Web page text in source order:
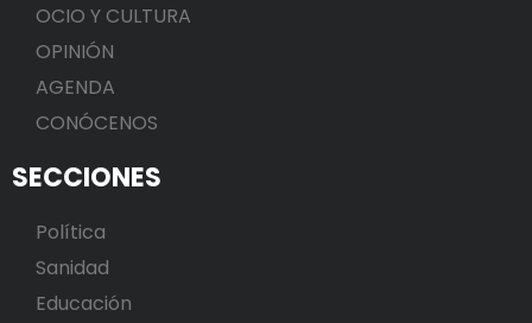
OCIO Y CULTURA
OPINIÓN
AGENDA
CONÓCENOS
SECCIONES
Política
Sanidad
Educación